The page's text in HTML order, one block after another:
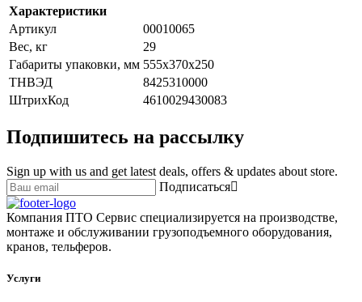
Характеристики
Артикул
00010065
Вес, кг
29
Габариты упаковки, мм 555x370x250
ТНВЭД
8425310000
ШтрихКод
4610029430083
Подпишитесь на рассылку
Sign up with us and get latest deals, offers & updates about store.
Подписаться
Компания ПТО Сервис специализируется на производстве,
монтаже и обслуживании грузоподъемного оборудования,
кранов, тельферов.
Услуги